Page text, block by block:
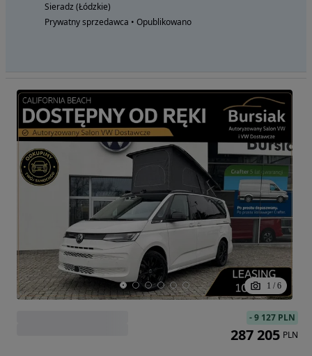
Sieradz (Łódzkie)
Prywatny sprzedawca • Opublikowano
1 / 6
-9 127 PLN
287 205 PLN